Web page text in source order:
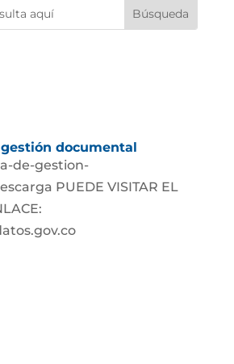
documental
de-gestion-
PUEDE VISITAR EL